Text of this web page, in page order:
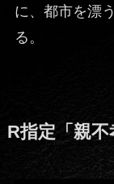
に、都市を漂
る。
R指定「親不